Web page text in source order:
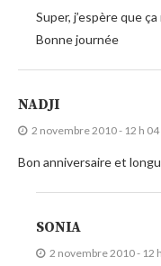
Super, j’espère que ça
Bonne journée
NADJI
2 novembre 2010 - 12 h
Bon anniversaire et
SONIA
2 novembre 2010 - 12